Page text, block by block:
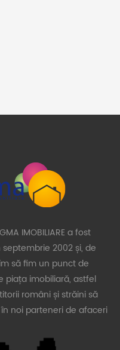
IMOBILIARE a fost
2002 și, de
să fim un punct de
piața imobiliară, astfel
români și străini să
noi parteneri de afaceri